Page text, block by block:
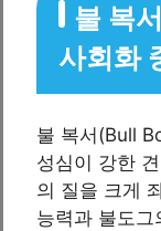
불 복
사회화
불 복서(Bull
성심이 강한
의 질을 크게
능력과 불도그